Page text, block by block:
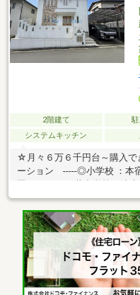
2階建て
システムキッチン
☆月々６万６千円台～購入
ーション -----◎小学校 ：本宿小学校 徒歩２０分 ◎保育
ム日の出店 徒歩１４分 ◎公共施
局 徒歩１４分---------- ラ
■土地面積54坪越の広々な立
吹き抜け設備。陽当たり・
は専属の担当者がトータル
な疑問等ございましたらお